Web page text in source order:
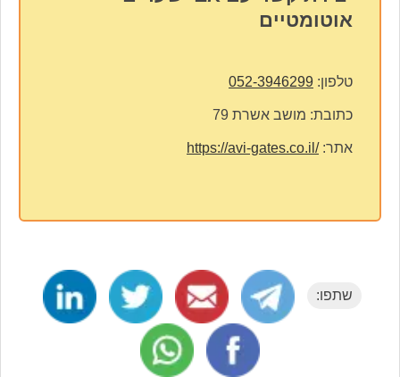
אוטומטיים
טלפון: 052-3946299
כתובת: מושב אשרת 79
אתר:https://avi-gates.co.il/
שתפו: